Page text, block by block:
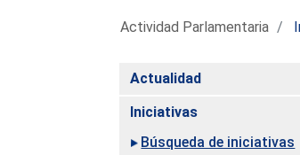
Actividad Parlamentaria
Actualidad
Iniciativas
Búsqueda de iniciativas